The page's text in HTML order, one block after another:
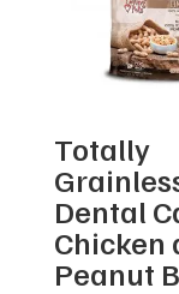
Totally
Dental
Chicken
Peanut